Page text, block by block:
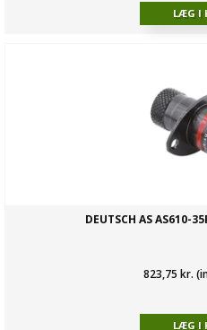
DEUTSCH AS AS610-
823,75 kr.